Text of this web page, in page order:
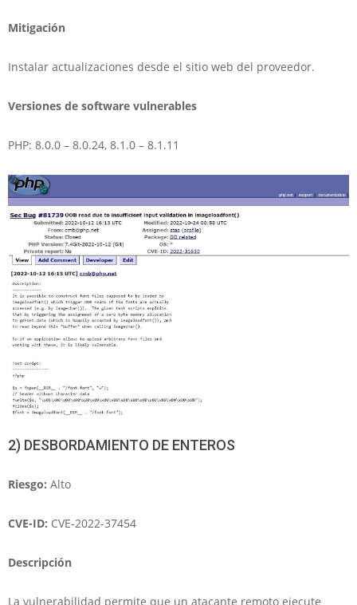
Mitigación
Instalar actualizaciones desde el sitio web del proveedor.
Versiones de software vulnerables
PHP: 8.0.0 – 8.0.24, 8.1.0 – 8.1.11
2) DESBORDAMIENTO DE ENTEROS
Riesgo: Alto
CVE-ID: CVE-2022-37454
Descripción
La vulnerabilidad permite que un atacante remoto ejecute